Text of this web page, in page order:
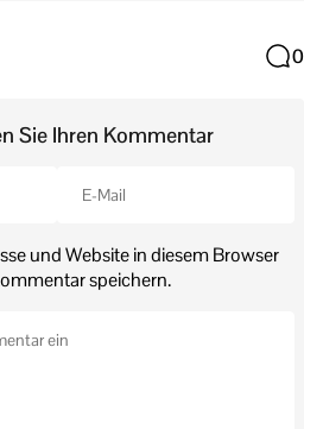
0
Sie Ihren Kommentar
und Website in diesem Browser
speichern.